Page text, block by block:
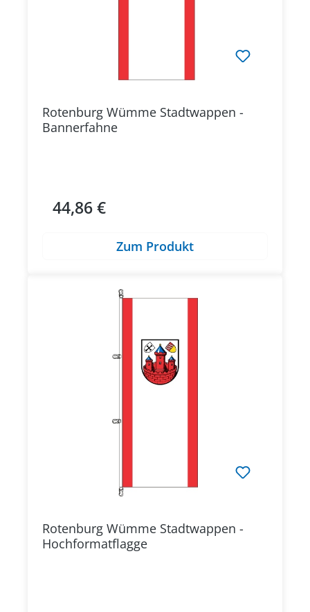
Rotenburg Wümme Stadtwappen -
Bannerfahne
Regulärer Preis:
44,86 €
Zum Produkt
Rotenburg Wümme Stadtwappen -
Hochformatflagge